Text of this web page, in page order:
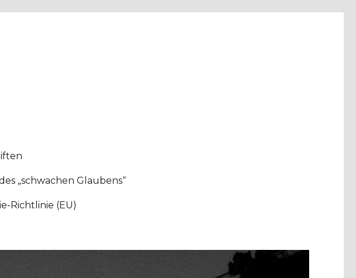
„schwachen Glaubens“
Richtlinie (EU)